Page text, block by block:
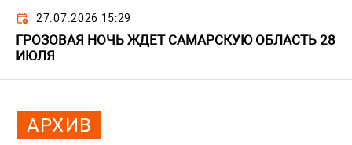
27.07.2026 15:29
ГРОЗОВАЯ НОЧЬ ЖДЕТ САМАРСКУЮ ОБЛАСТЬ 28
ИЮЛЯ
АРХИВ